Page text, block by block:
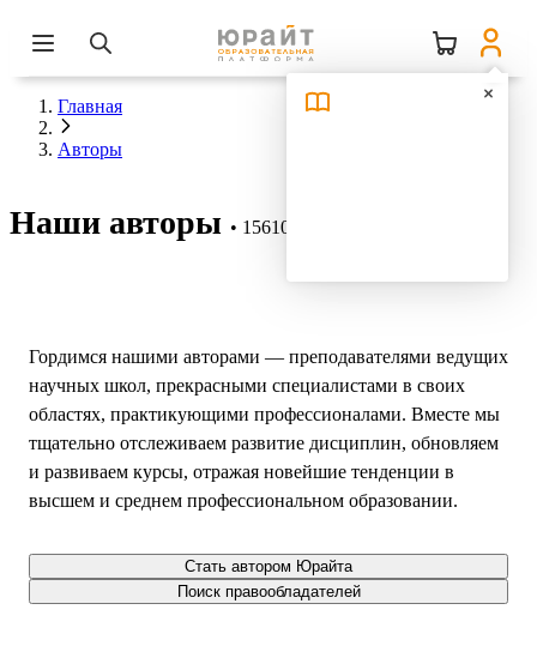
Главная
Авторы
Наши авторы 15610 авторов
Гордимся нашими авторами — преподавателями ведущих
научных школ, прекрасными специалистами в своих
областях, практикующими профессионалами. Вместе мы
тщательно отслеживаем развитие дисциплин, обновляем
и развиваем курсы, отражая новейшие тенденции в
высшем и среднем профессиональном образовании.
Стать автором Юрайта
Поиск правообладателей